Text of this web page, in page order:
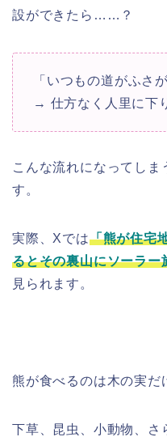
設ができたら……？
「いつもの道がふさ
→ 仕方なく人里に下
こんな流れになってし
す。
実際、Xでは「熊が住宅
るとその裏山にソーラー
見られます。
熊が食べるのは木の実だ
下草、昆虫、小動物、さ